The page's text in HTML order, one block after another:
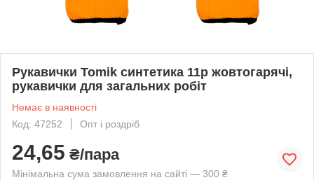
Рукавички Tomik синтетика 11p жовтогарячі,
рукавички для загальних робіт
Немає в наявності
Код: 47252
Опт і роздріб
24,65 ₴/пара
Мінімальна сума замовлення на сайті — 300 ₴